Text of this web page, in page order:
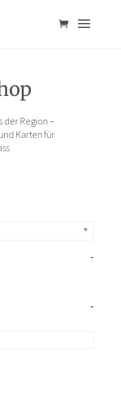
der Region –
Karten für
-
-